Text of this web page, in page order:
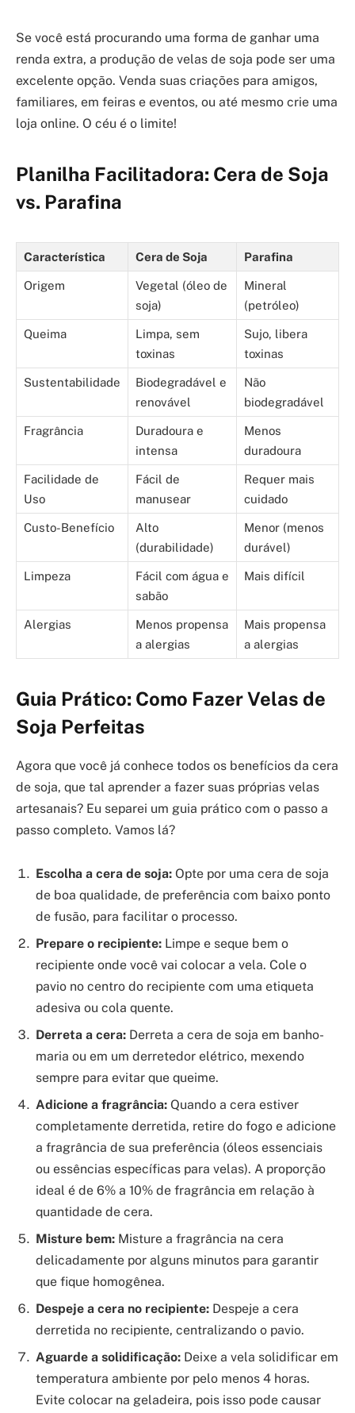
Se você está procurando uma forma de ganhar uma
renda extra, a produção de velas de soja pode ser uma
excelente opção. Venda suas criações para amigos,
familiares, em feiras e eventos, ou até mesmo crie uma
loja online. O céu é o limite!
Planilha Facilitadora: Cera de Soja
vs. Parafina
Característica Cera de Soja Parafina
Origem
Vegetal (óleo de
soja)
Mineral
(petróleo)
Queima
Limpa, sem
toxinas
Sujo, libera
toxinas
Sustentabilidade
Biodegradável e
renovável
Não
biodegradável
Fragrância
Duradoura e
intensa
Menos
duradoura
Facilidade de
Uso
Fácil de
manusear
Requer mais
cuidado
Custo-Benefício
Alto
(durabilidade)
Menor (menos
durável)
Limpeza
Fácil com água e
sabão
Mais difícil
Alergias
Menos propensa
a alergias
Mais propensa
a alergias
Guia Prático: Como Fazer Velas de
Soja Perfeitas
Agora que você já conhece todos os benefícios da cera
de soja, que tal aprender a fazer suas próprias velas
artesanais? Eu separei um guia prático com o passo a
passo completo. Vamos lá?
Escolha a cera de soja: Opte por uma cera de soja
de boa qualidade, de preferência com baixo ponto
de fusão, para facilitar o processo.
Prepare o recipiente: Limpe e seque bem o
recipiente onde você vai colocar a vela. Cole o
pavio no centro do recipiente com uma etiqueta
adesiva ou cola quente.
Derreta a cera: Derreta a cera de soja em banho-
maria ou em um derretedor elétrico, mexendo
sempre para evitar que queime.
Adicione a fragrância: Quando a cera estiver
completamente derretida, retire do fogo e adicione
a fragrância de sua preferência (óleos essenciais
ou essências específicas para velas). A proporção
ideal é de 6% a 10% de fragrância em relação à
quantidade de cera.
Misture bem: Misture a fragrância na cera
delicadamente por alguns minutos para garantir
que fique homogênea.
Despeje a cera no recipiente: Despeje a cera
derretida no recipiente, centralizando o pavio.
Aguarde a solidificação: Deixe a vela solidificar em
temperatura ambiente por pelo menos 4 horas.
Evite colocar na geladeira, pois isso pode causar